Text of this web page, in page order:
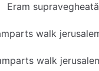
Eram supravegheată